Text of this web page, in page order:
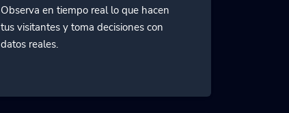
Observa en tiempo real lo que hacen
tus visitantes y toma decisiones con
datos reales.